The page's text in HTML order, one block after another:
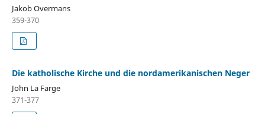
Jakob Overmans
359-370
Die katholische Kirche und die nordamerikanischen Neger
John La Farge
371-377